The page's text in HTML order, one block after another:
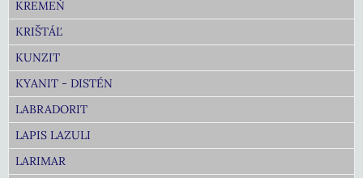
KREMEŇ
KRIŠTÁĽ
KUNZIT
KYANIT - DISTÉN
LABRADORIT
LAPIS LAZULI
LARIMAR